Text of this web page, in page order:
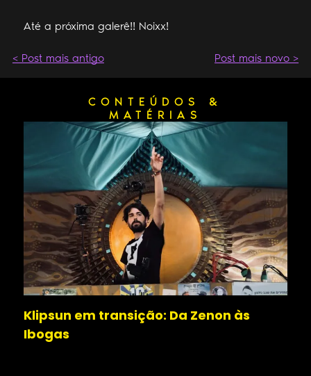
Até a próxima galerê!! Noixx!
< Post mais antigo Post mais novo >
CONTEÚDOS &
MATÉRIAS
Klipsun em transição: Da Zenon às
Ibogas